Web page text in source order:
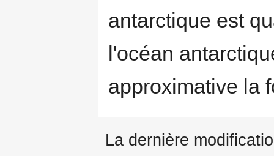
antarctique est
l'océan
approximative la
La dernière